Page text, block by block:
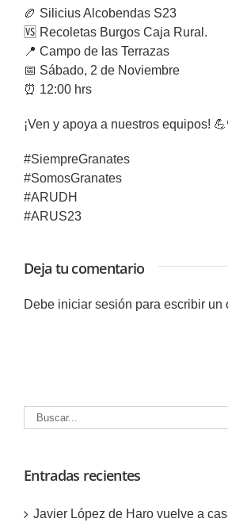
🏉 Silicius Alcobendas S23
🆚 Recoletas Burgos Caja Rural.
📍 Campo de las Terrazas
📅 Sábado, 2 de Noviembre
⏰ 12:00 hrs
¡Ven y apoya a nuestros equipos!
#SiempreGranates
#SomosGranates
#ARUDH
#ARUS23
Deja tu comentario
Debe iniciar sesión para escribir un
Buscar:
Entradas recientes
Javier López de Haro vuelve a